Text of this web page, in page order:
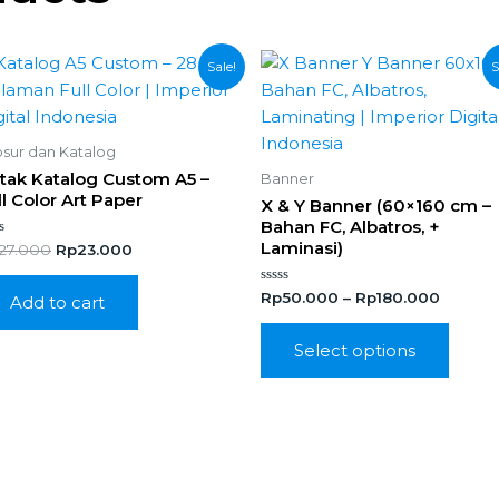
Sale!
dan Katalog
Katalog Custom A5 –
Color Art Paper
Original
price
was:
Rp27.000.
Rp23.000
Current
is:
Add to cart
Banner
X & Y Banner (60×160 cm –
Bahan FC, Albatros, +
Laminasi)
Rated
out
Rp50.000 – Rp180.000
Select options
This
has
on